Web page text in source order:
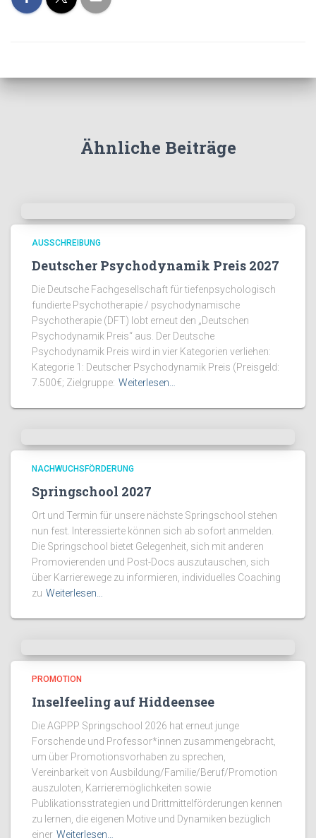
Ähnliche Beiträge
AUSSCHREIBUNG
Deutscher Psychodynamik Preis 2027
Die Deutsche Fachgesellschaft für tiefenpsychologisch
fundierte Psychotherapie / psychodynamische
Psychotherapie (DFT) lobt erneut den „Deutschen
Psychodynamik Preis“ aus. Der Deutsche
Psychodynamik Preis wird in vier Kategorien verliehen:
Kategorie 1: Deutscher Psychodynamik Preis (Preisgeld:
7.500€; Zielgruppe: Weiterlesen…
NACHWUCHSFÖRDERUNG
Springschool 2027
Ort und Termin für unsere nächste Springschool stehen
nun fest. Interessierte können sich ab sofort anmelden.
Die Springschool bietet Gelegenheit, sich mit anderen
Promovierenden und Post-Docs auszutauschen, sich
über Karrierewege zu informieren, individuelles Coaching
zu Weiterlesen…
PROMOTION
Inselfeeling auf Hiddeensee
Die AGPPP Springschool 2026 hat erneut junge
Forschende und Professor*innen zusammengebracht,
um über Promotionsvorhaben zu sprechen,
Vereinbarkeit von Ausbildung/Familie/Beruf/Promotion
auszuloten, Karrieremöglichkeiten sowie
Publikationsstrategien und Drittmittelförderungen kennen
zu lernen, die eigenen Motive und Dynamiken bezüglich
einer Weiterlesen…